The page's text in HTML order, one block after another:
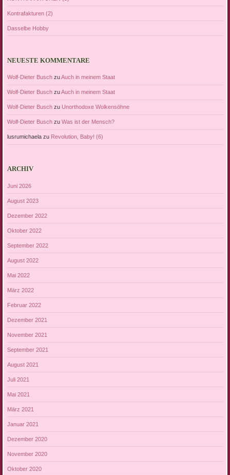
Kontrafakturen (2)
Dasselbe Hobby
NEUESTE KOMMENTARE
Wolf-Dieter BuschzuAuch in meinem Staat
Wolf-Dieter BuschzuAuch in meinem Staat
Wolf-Dieter Buschzu Unorthodoxe Wolkensöhne
Wolf-Dieter Buschzu Was ist der Mensch?
lusrumichaelazu Revolution, Baby! (6)
ARCHIV
Juni 2026
August 2023
Dezember 2022
Oktober 2022
September 2022
August 2022
Mai 2022
März 2022
Februar 2022
Dezember 2021
November 2021
September 2021
August 2021
Juli 2021
Mai 2021
März 2021
Januar 2021
Dezember 2020
November 2020
Oktober 2020